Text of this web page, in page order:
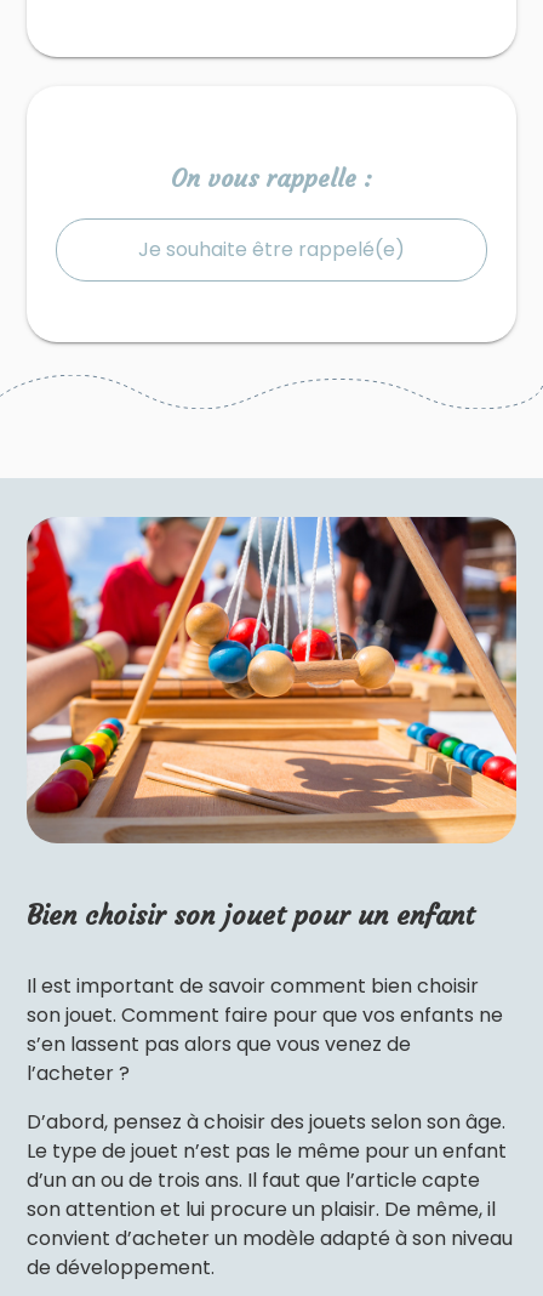
On vous rappelle :
Je souhaite être rappelé(e)
Bien choisir son jouet pour un enfant
Il est important de savoir comment bien choisir
son jouet. Comment faire pour que vos enfants ne
s’en lassent pas alors que vous venez de
l’acheter ?
D’abord, pensez à choisir des jouets selon son âge.
Le type de jouet n’est pas le même pour un enfant
d’un an ou de trois ans. Il faut que l’article capte
son attention et lui procure un plaisir. De même, il
convient d’acheter un modèle adapté à son niveau
de développement.